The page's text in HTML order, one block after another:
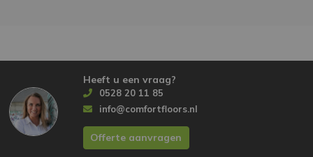
Heeft u een vraag?
0528 20 11 85
info@comfortfloors.nl
Offerte aanvragen